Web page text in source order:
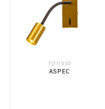
מנורת קיר
ASPEC